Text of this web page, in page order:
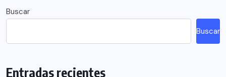
Buscar
Buscar
Entradas recientes